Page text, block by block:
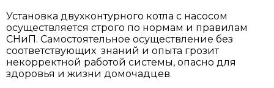
Установка двухконтурного котла с насосом
осуществляется строго по нормам и правилам
СНиП. Самостоятельное осуществление без
соответствующих знаний и опыта грозит
некорректной работой системы, опасно для
здоровья и жизни домочадцев.